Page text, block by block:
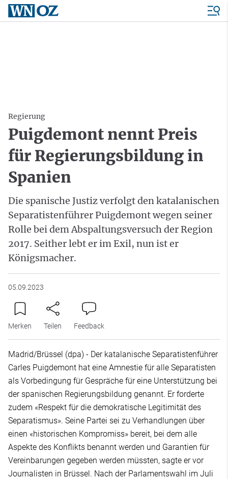
Regierung
Puigdemont nennt Preis
für Regierungsbildung in
Spanien
Die spanische Justiz verfolgt den katalanischen
Separatistenführer Puigdemont wegen seiner
Rolle bei dem Abspaltungsversuch der Region
2017. Seither lebt er im Exil, nun ist er
Königsmacher.
05.09.2023
Merken Teilen Feedback
Madrid/Brüssel (dpa) - Der katalanische Separatistenführer
Carles Puigdemont hat eine Amnestie für alle Separatisten
als Vorbedingung für Gespräche für eine Unterstützung bei
der spanischen Regierungsbildung genannt. Er forderte
zudem «Respekt für die demokratische Legitimität des
Separatismus». Seine Partei sei zu Verhandlungen über
einen «historischen Kompromiss» bereit, bei dem alle
Aspekte des Konflikts benannt werden und Garantien für
Vereinbarungen gegeben werden müssten, sagte er vor
Journalisten in Brüssel. Nach der Parlamentswahl im Juli